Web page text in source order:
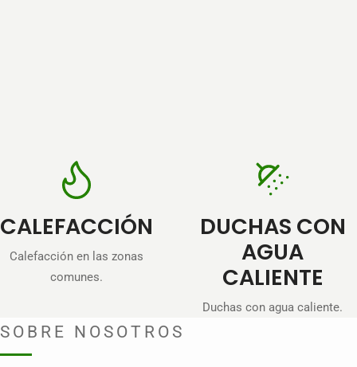
CALEFACCIÓN
Calefacción en las zonas
comunes.
DUCHAS CON
AGUA
CALIENTE
Duchas con agua caliente.
SOBRE NOSOTROS